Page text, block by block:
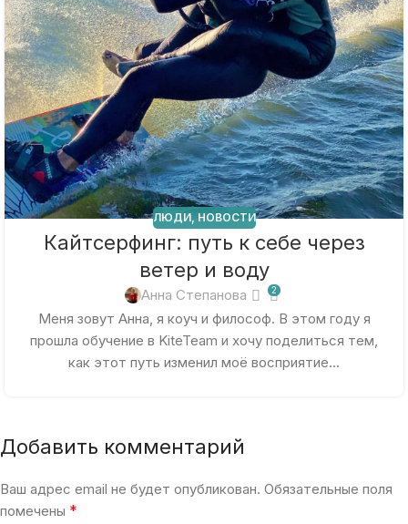
ЛЮДИ, НОВОСТИ
Кайтсерфинг: путь к себе через
ветер и воду
Анна Степанова 2
Меня зовут Анна, я коуч и философ. В этом году я
прошла обучение в KiteTeam и хочу поделиться тем,
как этот путь изменил моё восприятие...
Добавить комментарий
Ваш адрес email не будет опубликован. Обязательные поля
помечены *